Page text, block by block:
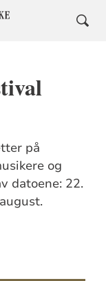
på
og
datoene: 22.